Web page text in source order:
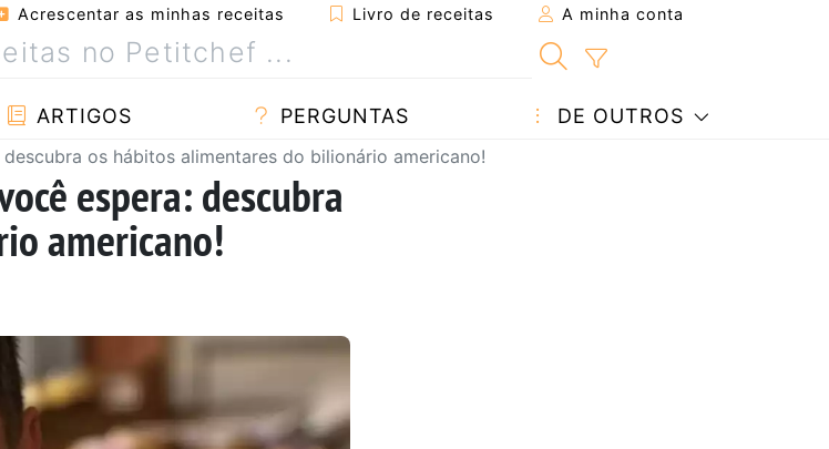
Acrescentar as minhas receitas Livro de receitas A minha conta
ARTIGOS PERGUNTAS DE OUTROS
os hábitos alimentares do bilionário americano!
espera: descubra
americano!